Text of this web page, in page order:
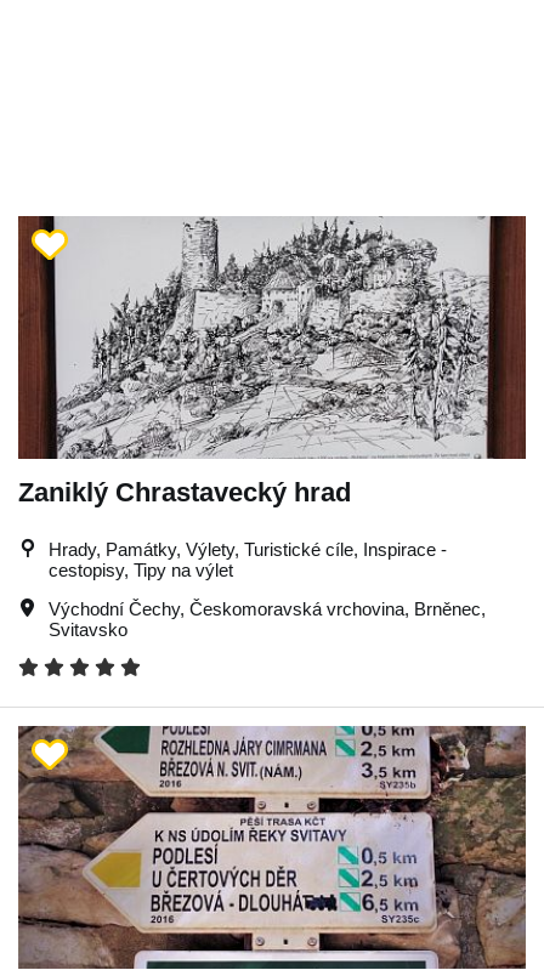
Zaniklý Chrastavecký hrad
Hrady, Památky, Výlety, Turistické cíle, Inspirace -
cestopisy, Tipy na výlet
Východní Čechy, Českomoravská vrchovina, Brněnec,
Svitavsko